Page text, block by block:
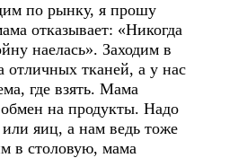
по рынку, я прошу
отказывает: «Никогда
наелась». Заходим в
отличных тканей, а у нас
где взять. Мама
на продукты. Надо
или яиц, а нам ведь тоже
в столовую, мама